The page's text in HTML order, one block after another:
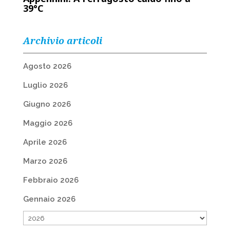
39°C
Archivio articoli
Agosto 2026
Luglio 2026
Giugno 2026
Maggio 2026
Aprile 2026
Marzo 2026
Febbraio 2026
Gennaio 2026